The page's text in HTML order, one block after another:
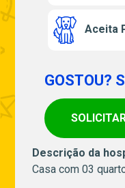
Aceita
GOSTOU?
Descrição da
Casa com 03